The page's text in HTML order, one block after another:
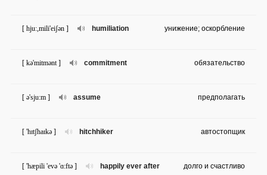
humiliation
[ hju:,mili'eiʃən ] унижение; оскорбление
commitment
[ kə'mitmənt ] обязательство
assume
[ ə'sju:m ] предполагать
hitchhiker
[ 'hɪtʃhaɪkə ] автостопщик
happily ever after
[ 'hæpili 'evə 'ɑ:ftə ] долго и счастливо